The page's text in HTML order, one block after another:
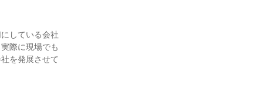
している会社
際に現場でも
を発展させて